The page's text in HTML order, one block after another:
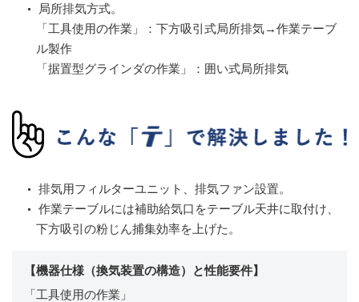
局所排気方式。
「工具使用の作業」：下方吸引式局所排気→作業テーブ
ル製作
「据置型グラインダの作業」：囲い式局所排気
排気用フィルターユニット、排気ファン設置。
作業テーブルには補助給気口をテーブル天井に取付け、
下方吸引の粉じん捕集効率を上げた。
【機器仕様（換気装置の構造）と性能要件】
「工具使用の作業」